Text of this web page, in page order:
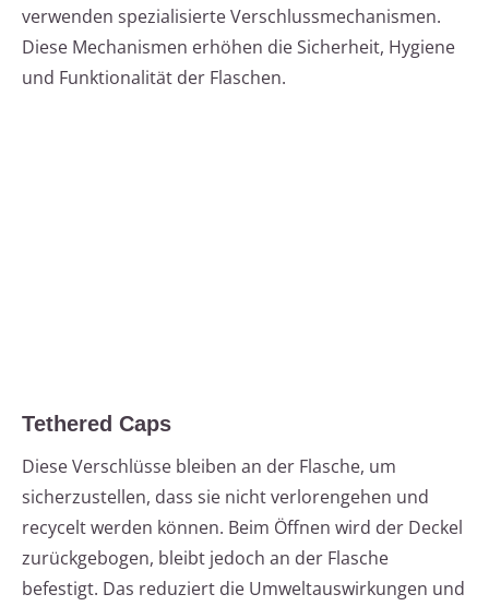
verwenden spezialisierte Verschlussmechanismen.
Diese Mechanismen erhöhen die Sicherheit, Hygiene
und Funktionalität der Flaschen.
Tethered Caps
Diese Verschlüsse bleiben an der Flasche, um
sicherzustellen, dass sie nicht verlorengehen und
recycelt werden können. Beim Öffnen wird der Deckel
zurückgebogen, bleibt jedoch an der Flasche
befestigt. Das reduziert die Umweltauswirkungen und